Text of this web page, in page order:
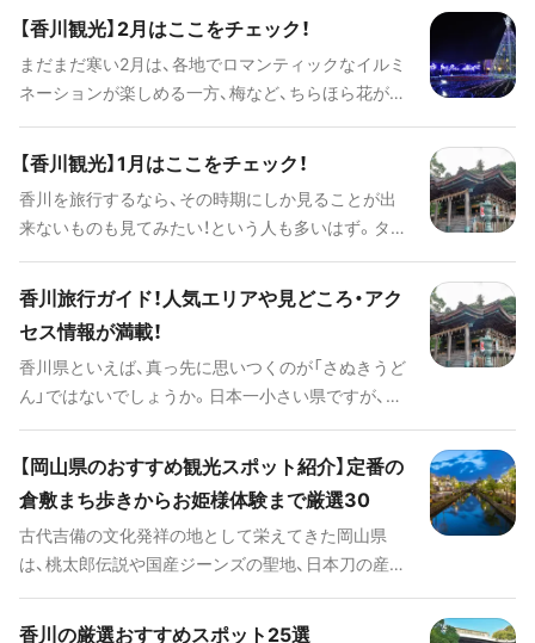
グが合えばぜひ参加してみたいものです。ぜひプラ
ンの参考にしてみてください。
【香川観光】2月はここをチェック！
まだまだ寒い2月は、各地でロマンティックなイルミ
ネーションが楽しめる一方、梅など、ちらほら花が色
けの風景やイベントにも参加してみたいものです。
ぜひプランの参考にしてみてください。
【香川観光】1月はここをチェック！
香川を旅行するなら、その時期にしか見ることが出
来ないものも見てみたい！という人も多いはず。タイ
い出を作りたいものです。ぜひ旅のプランの参考に
してみてください。
香川旅行ガイド！人気エリアや見どころ・アク
セス情報が満載！
香川県といえば、真っ先に思いつくのが「さぬきうど
ん」ではないでしょうか。日本一小さい県ですが、
「金刀比羅宮（ことひらぐう）」や、特別名勝「栗林公
園」、アートの島で国内外から人気の「直島」など、さ
まざまな魅力がたっぷり詰まっています。 高松港か
らフェリーで気軽にいける瀬戸内の島旅では非日常
を味わえます。海や緑、パワースポットにアートでリ
チャージ！香川旅行で外せない観光スポットをご紹介
します。
【岡山県のおすすめ観光スポット紹介】定番の
倉敷まち歩きからお姫様体験まで厳選30
古代吉備の文化発祥の地として栄えてきた岡山県
は、桃太郎伝説や国産ジーンズの聖地、日本刀の産地
園など美しい景色を楽しめるスポットのほかにも、
香川の厳選おすすめスポット25選